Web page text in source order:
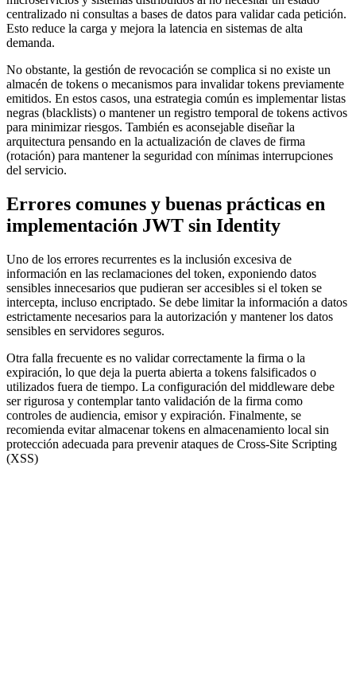
centralizado ni consultas a bases de datos para validar cada petición.
Esto reduce la carga y mejora la latencia en sistemas de alta
demanda.
No obstante, la gestión de revocación se complica si no existe un
almacén de tokens o mecanismos para invalidar tokens previamente
emitidos. En estos casos, una estrategia común es implementar listas
negras (blacklists) o mantener un registro temporal de tokens activos
para minimizar riesgos. También es aconsejable diseñar la
arquitectura pensando en la actualización de claves de firma
(rotación) para mantener la seguridad con mínimas interrupciones
del servicio.
Errores comunes y buenas prácticas en
implementación JWT sin Identity
Uno de los errores recurrentes es la inclusión excesiva de
información en las reclamaciones del token, exponiendo datos
sensibles innecesarios que pudieran ser accesibles si el token se
intercepta, incluso encriptado. Se debe limitar la información a datos
estrictamente necesarios para la autorización y mantener los datos
sensibles en servidores seguros.
Otra falla frecuente es no validar correctamente la firma o la
expiración, lo que deja la puerta abierta a tokens falsificados o
utilizados fuera de tiempo. La configuración del middleware debe
ser rigurosa y contemplar tanto validación de la firma como
controles de audiencia, emisor y expiración. Finalmente, se
recomienda evitar almacenar tokens en almacenamiento local sin
protección adecuada para prevenir ataques de Cross-Site Scripting
(XSS)